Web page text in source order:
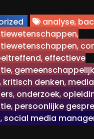
analyse,
,
,
, effectieve
,
, kritisch denken, media
, onderzoek,
, persoonlijke
, social media